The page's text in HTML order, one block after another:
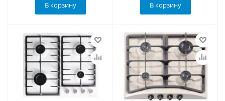
В корзину В корзину